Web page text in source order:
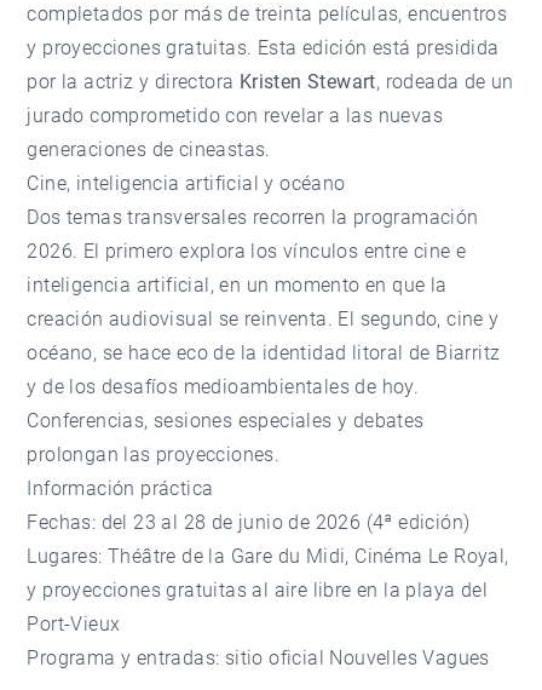
completados por más de treinta películas, encuentros
y proyecciones gratuitas. Esta edición está presidida
por la actriz y directora Kristen Stewart, rodeada de un
jurado comprometido con revelar a las nuevas
generaciones de cineastas.
Cine, inteligencia artificial y océano
Dos temas transversales recorren la programación
2026. El primero explora los vínculos entre cine e
inteligencia artificial, en un momento en que la
creación audiovisual se reinventa. El segundo, cine y
océano, se hace eco de la identidad litoral de Biarritz
y de los desafíos medioambientales de hoy.
Conferencias, sesiones especiales y debates
prolongan las proyecciones.
Información práctica
Fechas: del 23 al 28 de junio de 2026 (4ª edición)
Lugares: Théâtre de la Gare du Midi, Cinéma Le Royal,
y proyecciones gratuitas al aire libre en la playa del
Port-Vieux
Programa y entradas: sitio oficial Nouvelles Vagues